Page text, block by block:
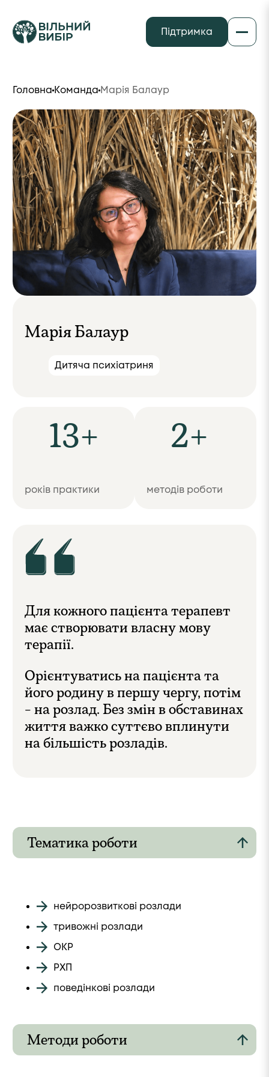
Підтримка
Головна Команда Марія Балаур
13+
років практики
2+
методів роботи
Марія Балаур
Дитяча психіатриня
Для кожного пацієнта терапевт
має створювати власну мову
терапії.
Орієнтуватись на пацієнта та
його родину в першу чергу, потім
- на розлад. Без змін в обставинах
життя важко суттєво вплинути
на більшість розладів.
Тематика роботи
нейророзвиткові розлади
тривожні розлади
ОКР
РХП
поведінкові розлади
Методи роботи